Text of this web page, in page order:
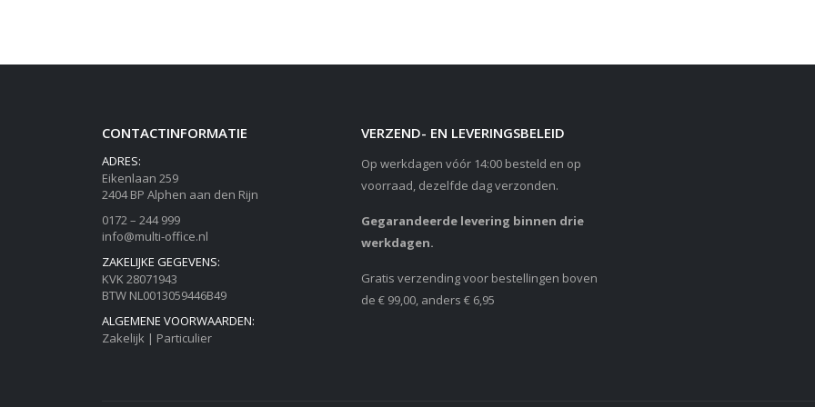
CONTACTINFORMATIE
ADRES:
Eikenlaan 259
2404 BP Alphen aan den Rijn
0172 – 244 999
info@multi-office.nl
ZAKELIJKE GEGEVENS:
KVK 28071943
BTW NL0013059446B49
ALGEMENE VOORWAARDEN:
Zakelijk | Particulier
VERZEND- EN LEVERINGSBELEID
Op werkdagen vóór 14:00 besteld en op
voorraad, dezelfde dag verzonden.
Gegarandeerde levering binnen drie
werkdagen.
Gratis verzending voor bestellingen boven
de € 99,00, anders € 6,95